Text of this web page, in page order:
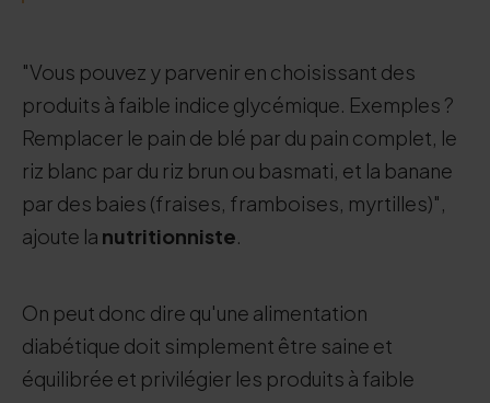
"Vous pouvez y parvenir en choisissant des
produits à faible indice glycémique. Exemples ?
Remplacer le pain de blé par du pain complet, le
riz blanc par du riz brun ou basmati, et la banane
par des baies (fraises, framboises, myrtilles)",
ajoute la nutritionniste.
On peut donc dire qu'une alimentation
diabétique doit simplement être saine et
équilibrée et privilégier les produits à faible